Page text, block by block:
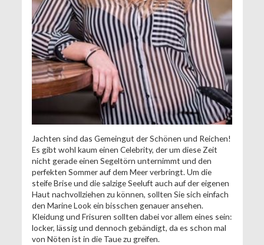
Jachten sind das Gemeingut der Schönen und Reichen!
Es gibt wohl kaum einen Celebrity, der um diese Zeit
nicht gerade einen Segeltörn unternimmt und den
perfekten Sommer auf dem Meer verbringt. Um die
steife Brise und die salzige Seeluft auch auf der eigenen
Haut nachvollziehen zu können, sollten Sie sich einfach
den Marine Look ein bisschen genauer ansehen.
Kleidung und Frisuren sollten dabei vor allem eines sein:
locker, lässig und dennoch gebändigt, da es schon mal
von Nöten ist in die Taue zu greifen.